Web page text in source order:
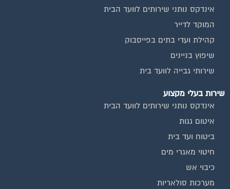
אינדקס נותני שירותים לוועד הבית
המוקד לדייר
קהילת ועדי בתים בפייסבוק
שיפוץ בניינים
שירותי גבייה לוועד בית
שירות בעלי מקצוע
אינדקס נותני שירותים לוועד הבית
איטום גגות
ביטוח ועד בית
חיטוי מאגרי מים
כיבוי אש
מערכות סולאריות